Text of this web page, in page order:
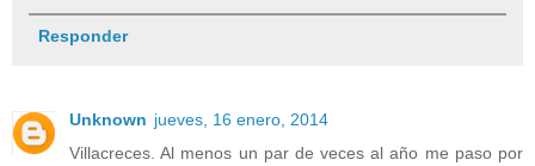
Responder
Unknown jueves, 16 enero, 2014
Villacreces. Al menos un par de veces al año me paso por